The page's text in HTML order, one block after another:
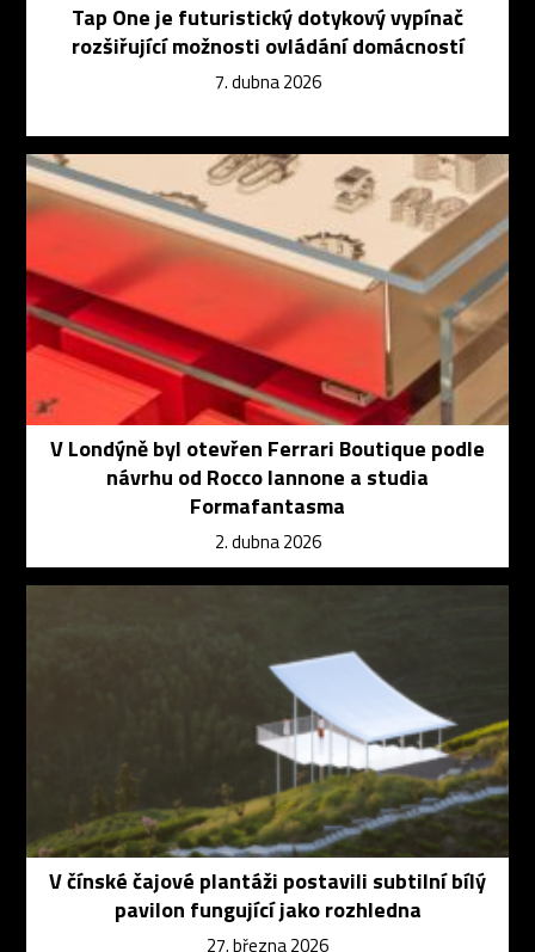
Tap One je futuristický dotykový vypínač
rozšiřující možnosti ovládání domácností
7. dubna 2026
V Londýně byl otevřen Ferrari Boutique podle
návrhu od Rocco Iannone a studia
Formafantasma
2. dubna 2026
V čínské čajové plantáži postavili subtilní bílý
pavilon fungující jako rozhledna
27. března 2026